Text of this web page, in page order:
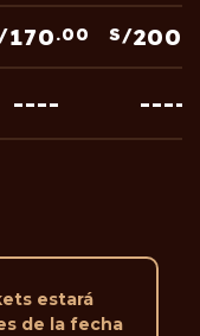
170.00 S/200
---- ----
estará
de la fecha